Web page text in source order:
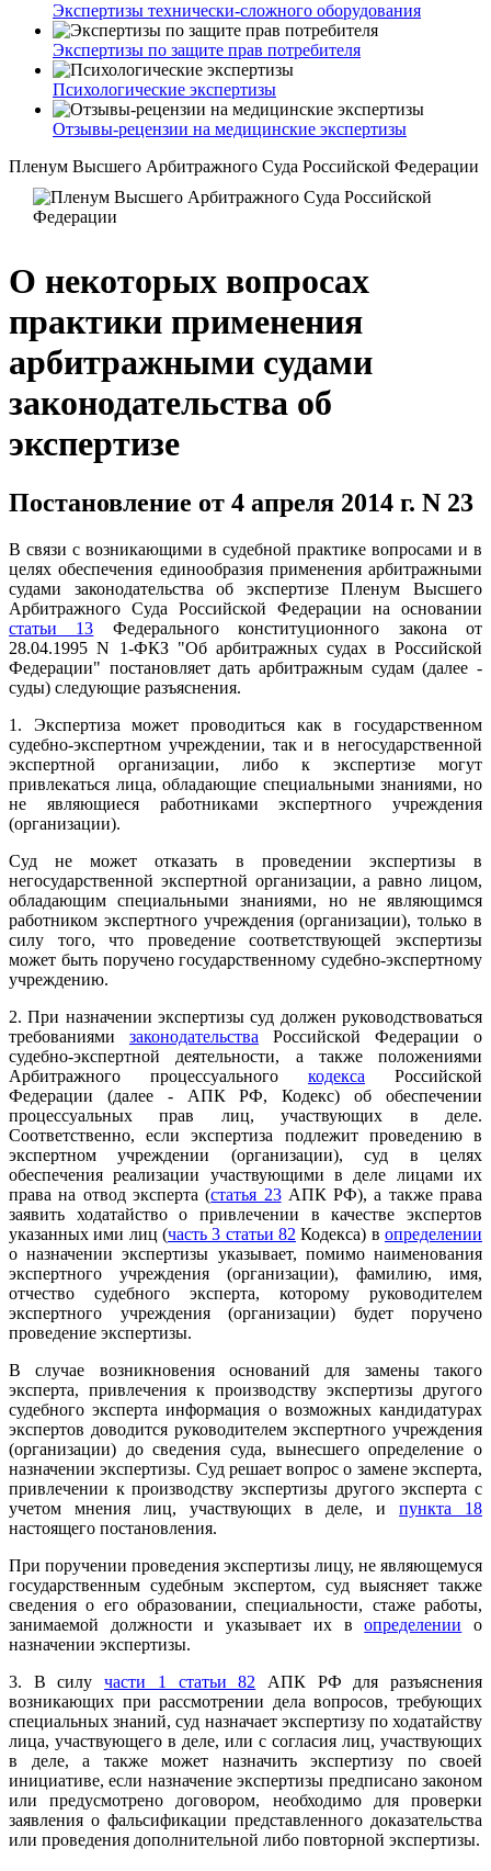
Экспертизы технически-сложного оборудования
Экспертизы по защите прав потребителя
Психологические экспертизы
Отзывы-рецензии на медицинские экспертизы
Пленум Высшего Арбитражного Суда Российской Федерации
О некоторых вопросах
практики применения
арбитражными судами
законодательства об
экспертизе
Постановление от 4 апреля 2014 г. N 23
В связи с возникающими в судебной практике вопросами и в
целях обеспечения единообразия применения арбитражными
судами законодательства об экспертизе Пленум Высшего
Арбитражного Суда Российской Федерации на основании
статьи 13 Федерального конституционного закона от
28.04.1995 N 1-ФКЗ "Об арбитражных судах в Российской
Федерации" постановляет дать арбитражным судам (далее -
суды) следующие разъяснения.
1. Экспертиза может проводиться как в государственном
судебно-экспертном учреждении, так и в негосударственной
экспертной организации, либо к экспертизе могут
привлекаться лица, обладающие специальными знаниями, но
не являющиеся работниками экспертного учреждения
(организации).
Суд не может отказать в проведении экспертизы в
негосударственной экспертной организации, а равно лицом,
обладающим специальными знаниями, но не являющимся
работником экспертного учреждения (организации), только в
силу того, что проведение соответствующей экспертизы
может быть поручено государственному судебно-экспертному
учреждению.
2. При назначении экспертизы суд должен руководствоваться
требованиями законодательства Российской Федерации о
судебно-экспертной деятельности, а также положениями
Арбитражного процессуального кодекса Российской
Федерации (далее - АПК РФ, Кодекс) об обеспечении
процессуальных прав лиц, участвующих в деле.
Соответственно, если экспертиза подлежит проведению в
экспертном учреждении (организации), суд в целях
обеспечения реализации участвующими в деле лицами их
права на отвод эксперта (статья 23АПК РФ), а также права
заявить ходатайство о привлечении в качестве экспертов
указанных ими лиц (часть 3 статьи 82 Кодекса) в определении
о назначении экспертизы указывает, помимо наименования
экспертного учреждения (организации), фамилию, имя,
отчество судебного эксперта, которому руководителем
экспертного учреждения (организации) будет поручено
проведение экспертизы.
В случае возникновения оснований для замены такого
эксперта, привлечения к производству экспертизы другого
судебного эксперта информация о возможных кандидатурах
экспертов доводится руководителем экспертного учреждения
(организации) до сведения суда, вынесшего определение о
назначении экспертизы. Суд решает вопрос о замене эксперта,
привлечении к производству экспертизы другого эксперта с
учетом мнения лиц, участвующих в деле, ипункта 18
настоящего постановления.
При поручении проведения экспертизы лицу, не являющемуся
государственным судебным экспертом, суд выясняет также
сведения о его образовании, специальности, стаже работы,
занимаемой должности и указывает их вопределении о
назначении экспертизы.
3. В силучасти 1 статьи 82 АПК РФ для разъяснения
возникающих при рассмотрении дела вопросов, требующих
специальных знаний, суд назначает экспертизу по ходатайству
лица, участвующего в деле, или с согласия лиц, участвующих
в деле, а также может назначить экспертизу по своей
инициативе, если назначение экспертизы предписано законом
или предусмотрено договором, необходимо для проверки
заявления о фальсификации представленного доказательства
или проведения дополнительной либо повторной экспертизы.